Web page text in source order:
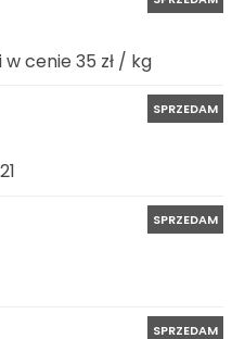
cenie 35 zł / kg
SPRZEDAM
SPRZEDAM
SPRZEDAM